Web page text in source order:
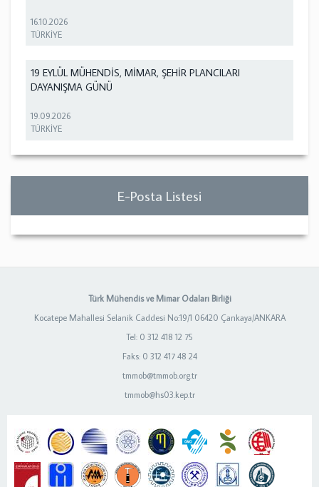
16.10.2026
TÜRKİYE
19 EYLÜL MÜHENDİS, MİMAR, ŞEHİR PLANCILARI
DAYANIŞMA GÜNÜ
19.09.2026
TÜRKİYE
E-Posta Listesi
Türk Mühendis ve Mimar Odaları Birliği
Kocatepe Mahallesi Selanik Caddesi No:19/1 06420 Çankaya/ANKARA
Tel: 0 312 418 12 75
Faks: 0 312 417 48 24
tmmob@tmmob.org.tr
tmmob@hs03.kep.tr